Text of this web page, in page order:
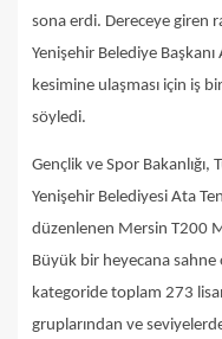
sona erdi. Dereceye giren
Yenişehir Belediye
kesimine ulaşması için iş
söyledi.
Gençlik ve Spor Bakanlığı,
Yenişehir Belediyesi Ata
düzenlenen Mersin T200
Büyük bir heyecana
kategoride toplam 273
gruplarından ve